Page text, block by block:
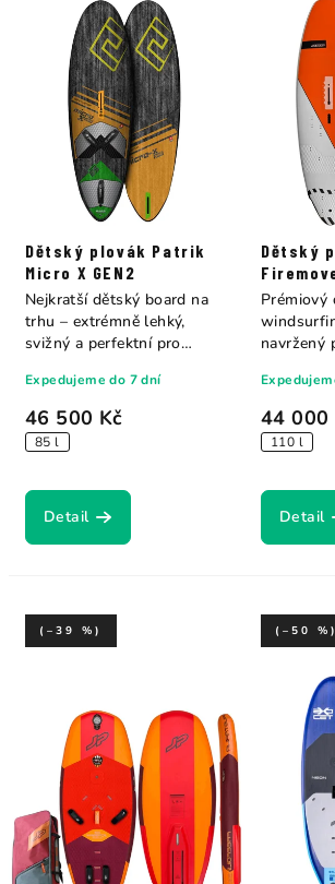
Dětský plovák Patrik
Micro X GEN2
46 500 Kč
85 l
Expedujeme do 7 dní
Detail
Nejkratší dětský board na
trhu – extrémně lehký,
svižný a perfektní pro
Dětský
TECH
44 000
110 l
Detail
Prémiový
navržený
50...
(–39 %) (–50 %)